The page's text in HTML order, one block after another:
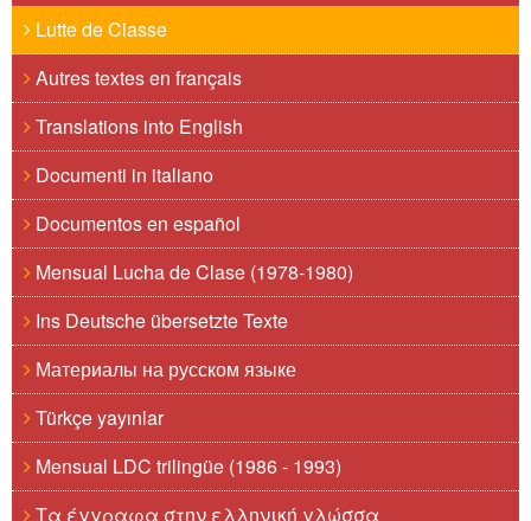
Lutte de Classe
Autres textes en français
Translations into English
Documenti in italiano
Documentos en español
Mensual Lucha de Clase (1978-1980)
Ins Deutsche übersetzte Texte
Материалы на русском языке
Türkçe yayınlar
Mensual LDC trilingüe (1986 - 1993)
Τα έγγραφα στην ελληνική γλώσσα